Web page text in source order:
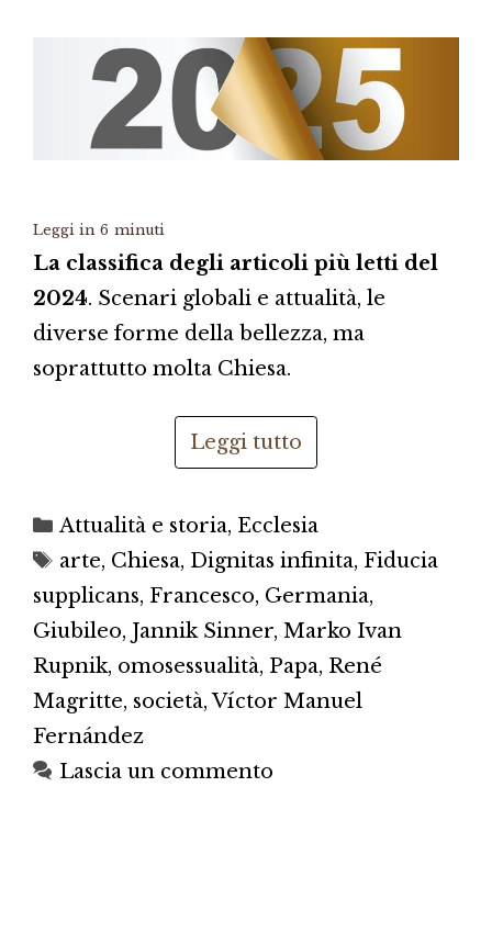
Leggi in 6 minuti
La classifica degli articoli più letti del
2024. Scenari globali e attualità, le
diverse forme della bellezza, ma
soprattutto molta Chiesa.
Leggi tutto
Categorie
Attualità e storia, Ecclesia
Tag
arte, Chiesa, Dignitas infinita, Fiducia
supplicans, Francesco, Germania,
Giubileo, Jannik Sinner, Marko Ivan
Rupnik, omosessualità, Papa, René
Magritte, società,Víctor Manuel
Fernández
Lascia un commento